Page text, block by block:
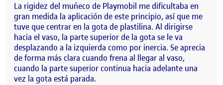
La rigidez del muñeco de Playmobil me dificultaba en
gran medida la aplicación de este principio, así que me
tuve que centrar en la gota de plastilina. Al dirigirse
hacia el vaso, la parte superior de la gota se le va
desplazando a la izquierda como por inercia. Se aprecia
de forma más clara cuando frena al llegar al vaso,
cuando la parte superior continua hacia adelante una
vez la gota está parada.